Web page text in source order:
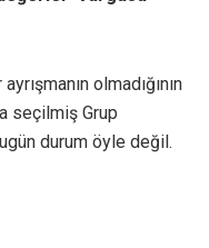
olmadığının
seçilmiş Grup
durum öyle değil.